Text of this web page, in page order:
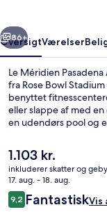
Næste
86+
OversigtVærelser
Le Méridien
fra Rose Bowl
benyttet
eller slappe af med
en udendørs pool og
transport er tæt på:
derfra til fods.
Den
nuværende
pris
er
1.103 kr.
1.103 kr.
inkluderer skatter og
17. aug. - 18. aug.
Anmeldelser
9,29,2 ud af 10.
FantastiskVis